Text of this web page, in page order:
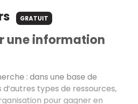
GRATUIT
une information
: dans une base de
d’autres types de ressources,
pour gagner en